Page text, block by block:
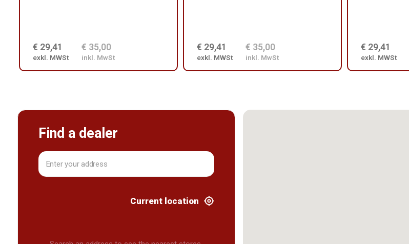
€ 29,41
exkl. MWSt
€ 35,00
inkl. MwSt
€ 29,41
exkl. MWSt
€ 35,00
inkl. MwSt
€ 29,41
exkl. MWSt
Find a dealer
Current location